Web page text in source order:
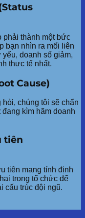
phải thành một bức
bạn nhìn ra mối liên
doanh số giảm,
thực tế nhất.
Cause)
chúng tôi sẽ chẩn
đang kìm hãm doanh
tiên
tiên mang tính định
trong tổ chức để
cấu trúc đội ngũ.